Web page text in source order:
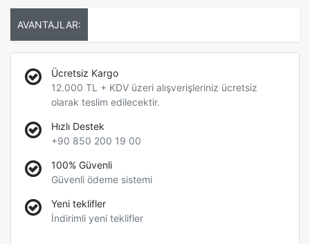
AVANTAJLAR:
Ücretsiz Kargo
12.000 TL + KDV üzeri alışverişleriniz ücretsiz
olarak teslim edilecektir.
Hızlı Destek
+90 850 200 19 00
100% Güvenli
Güvenli ödeme sistemi
Yeni teklifler
İndirimli yeni teklifler